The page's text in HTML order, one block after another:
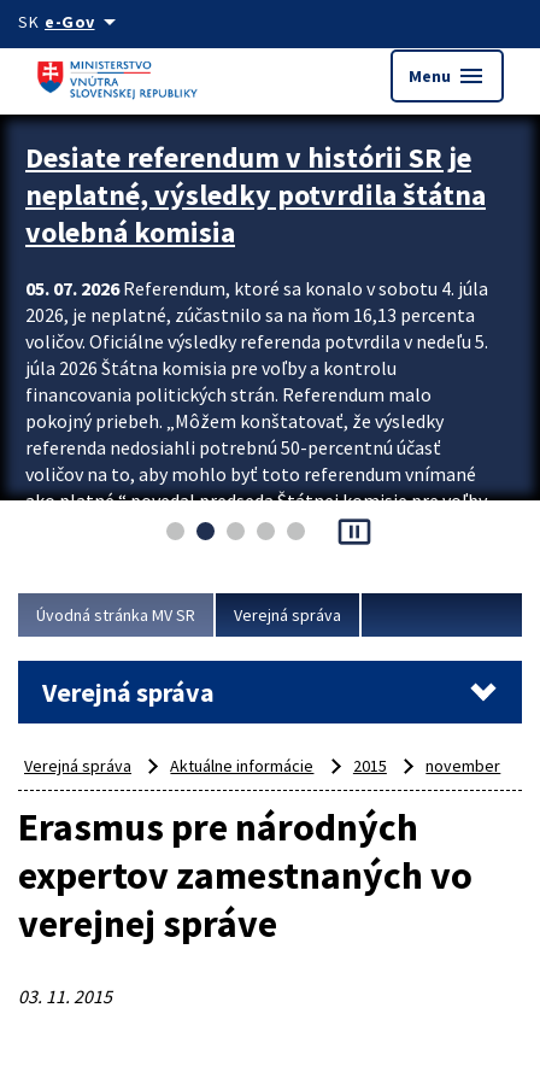
Preskocit na hlavný obsah
SK e-Govarrow_drop_down
Menu menu
Zastavit automatický posun upútavok
Desiate referendum v histórii SR je
neplatné, výsledky potvrdila štátna
volebná komisia
05. 07. 2026Referendum, ktoré sa konalo v sobotu 4. júla
2026, je neplatné, zúčastnilo sa na ňom 16,13 percenta
voličov. Oficiálne výsledky referenda potvrdila v nedeľu 5.
júla 2026 Štátna komisia pre voľby a kontrolu
financovania politických strán. Referendum malo
pokojný priebeh. „Môžem konštatovať, že výsledky
referenda nedosiahli potrebnú 50-percentnú účasť
voličov na to, aby mohlo byť toto referendum vnímané
ako platné,“ povedal predseda Štátnej komisie pre voľby
a kontrolu financovania politických...
pause_presentation
Úvodná stránka MV SR Verejná správa
Verejná správa
Verejná správa Aktuálne informácie 2015 november
Erasmus pre národných
expertov zamestnaných vo
verejnej správe
03. 11. 2015